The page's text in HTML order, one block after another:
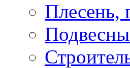
Плесень,